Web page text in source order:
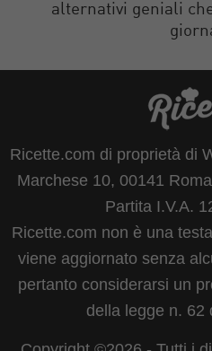
alternativi geniali
Ricette.com di proprietà di
Marchese 10, 00141
Partita I.V.A.
Ricette.com non è una
viene aggiornato senza
pertanto considerarsi un
della legge n. 62